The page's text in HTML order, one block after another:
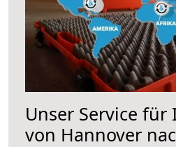
Unser Service
von Hannover